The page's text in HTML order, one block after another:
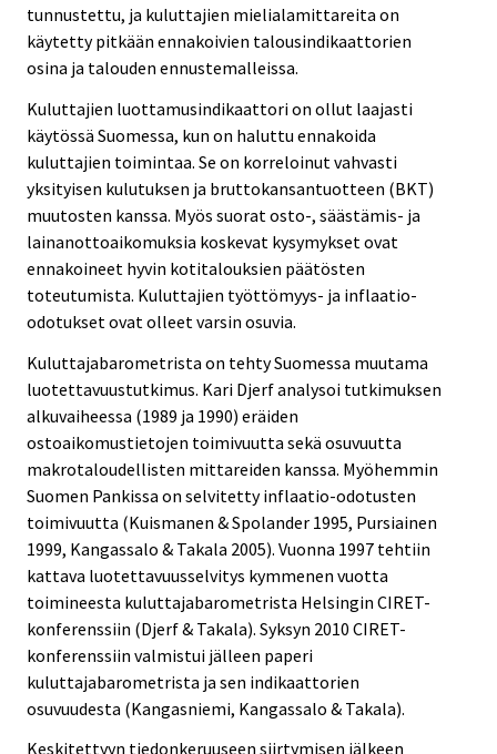
tunnustettu, ja kuluttajien mielialamittareita on
käytetty pitkään ennakoivien talousindikaattorien
osina ja talouden ennustemalleissa.
Kuluttajien luottamusindikaattori on ollut laajasti
käytössä Suomessa, kun on haluttu ennakoida
kuluttajien toimintaa. Se on korreloinut vahvasti
yksityisen kulutuksen ja bruttokansantuotteen (BKT)
muutosten kanssa. Myös suorat osto-, säästämis- ja
lainanottoaikomuksia koskevat kysymykset ovat
ennakoineet hyvin kotitalouksien päätösten
toteutumista. Kuluttajien työttömyys- ja inflaatio-
odotukset ovat olleet varsin osuvia.
Kuluttajabarometrista on tehty Suomessa muutama
luotettavuustutkimus. Kari Djerf analysoi tutkimuksen
alkuvaiheessa (1989 ja 1990) eräiden
ostoaikomustietojen toimivuutta sekä osuvuutta
makrotaloudellisten mittareiden kanssa. Myöhemmin
Suomen Pankissa on selvitetty inflaatio-odotusten
toimivuutta (Kuismanen & Spolander 1995, Pursiainen
1999, Kangassalo & Takala 2005). Vuonna 1997 tehtiin
kattava luotettavuusselvitys kymmenen vuotta
toimineesta kuluttajabarometrista Helsingin CIRET-
konferenssiin (Djerf & Takala). Syksyn 2010 CIRET-
konferenssiin valmistui jälleen paperi
kuluttajabarometrista ja sen indikaattorien
osuvuudesta (Kangasniemi, Kangassalo & Takala).
Keskitettyyn tiedonkeruuseen siirtymisen jälkeen